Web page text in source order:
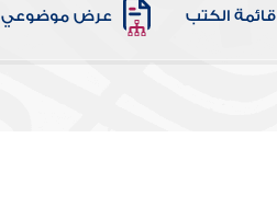
قائمة الكتب عرض موضوعي